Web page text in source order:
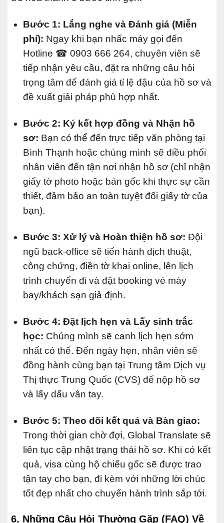
Bước 1: Lắng nghe và Đánh giá (Miễn
phí): Ngay khi bạn nhấc máy gọi đến
Hotline ☎ 0903 666 264, chuyên viên sẽ
tiếp nhận yêu cầu, đặt ra những câu hỏi
trọng tâm để đánh giá tỉ lệ đậu của hồ sơ và
đề xuất giải pháp phù hợp nhất.
Bước 2: Ký kết hợp đồng và Nhận hồ
sơ: Bạn có thể đến trực tiếp văn phòng tại
Bình Thạnh hoặc chúng mình sẽ điều phối
nhân viên đến tận nơi nhận hồ sơ (chỉ nhận
giấy tờ photo hoặc bản gốc khi thực sự cần
thiết, đảm bảo an toàn tuyệt đối giấy tờ của
bạn).
Bước 3: Xử lý và Hoàn thiện hồ sơ: Đội
ngũ back-office sẽ tiến hành dịch thuật,
công chứng, điền tờ khai online, lên lịch
trình chuyến đi và đặt booking vé máy
bay/khách sạn giả định.
Bước 4: Đặt lịch hẹn và Lấy sinh trắc
học: Chúng mình sẽ canh lịch hẹn sớm
nhất có thể. Đến ngày hẹn, nhân viên sẽ
đồng hành cùng bạn tại Trung tâm Dịch vụ
Thị thực Trung Quốc (CVS) để nộp hồ sơ
và lấy dấu vân tay.
Bước 5: Theo dõi kết quả và Bàn giao:
Trong thời gian chờ đợi, Global Translate sẽ
liên tục cập nhật trạng thái hồ sơ. Khi có kết
quả, visa cùng hộ chiếu gốc sẽ được trao
tận tay cho bạn, đi kèm với những lời chúc
tốt đẹp nhất cho chuyến hành trình sắp tới.
6. Những Câu Hỏi Thường Gặp (FAQ) Về